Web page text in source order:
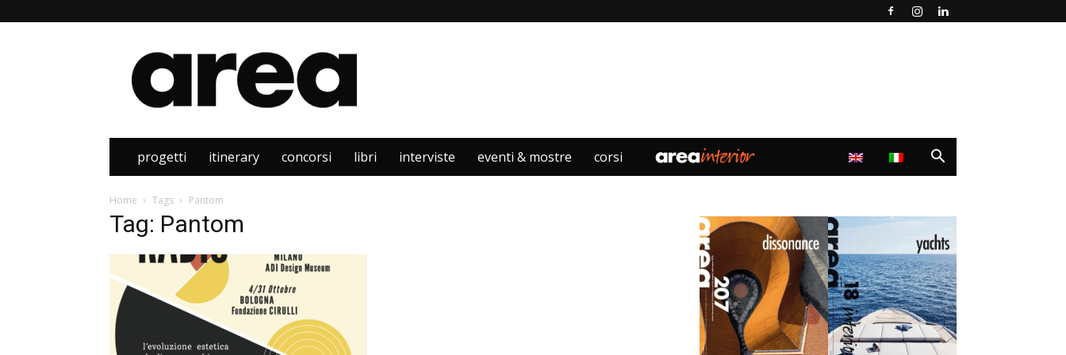
Area
progetti itinerary concorsi libri interviste eventi & mostre corsi
Home Tags Pantom
Tag: Pantom